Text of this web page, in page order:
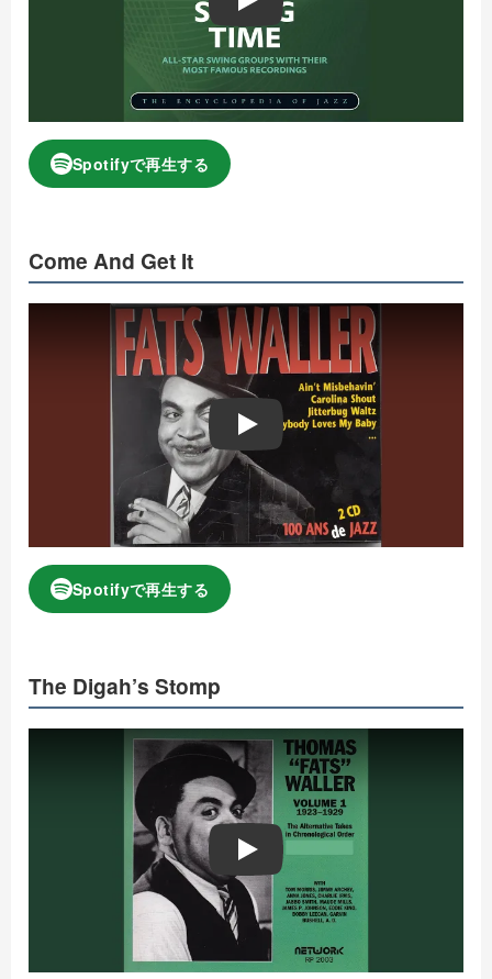
Play
Spotifyで再生する
Come And Get It
Play
Spotifyで再生する
The Digah’s Stomp
Play